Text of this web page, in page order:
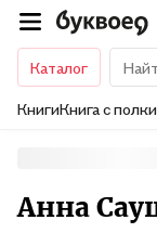
Каталог
КнигиКнига с полки
Анна